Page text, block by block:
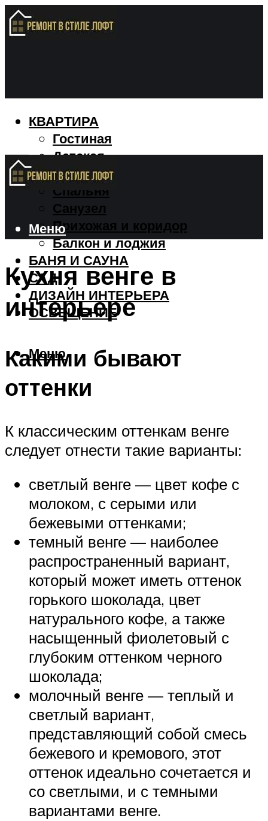
КВАРТИРА
Гостиная
Детская
Кухня
Спальня
Санузел
Прихожая и коридор
Балкон и лоджия
БАНЯ И САУНА
САД
ДИЗАЙН ИНТЕРЬЕРА
ОСВЕЩЕНИЕ
Меню
Меню
Кухня венге в
интерьере
Какими бывают
оттенки
К классическим оттенкам венге
следует отнести такие варианты:
светлый венге — цвет кофе с
молоком, с серыми или
бежевыми оттенками;
темный венге — наиболее
распространенный вариант,
который может иметь оттенок
горького шоколада, цвет
натурального кофе, а также
насыщенный фиолетовый с
глубоким оттенком черного
шоколада;
молочный венге — теплый и
светлый вариант,
представляющий собой смесь
бежевого и кремового, этот
оттенок идеально сочетается и
со светлыми, и с темными
вариантами венге.